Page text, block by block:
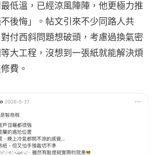
低溫，已經涼風陣陣，他更極力推
後悔」。帖文引來不少同路人共
付西斜問題想破頭，考慮過換氣密
大工程，沒想到一張紙就能解決煩
費。